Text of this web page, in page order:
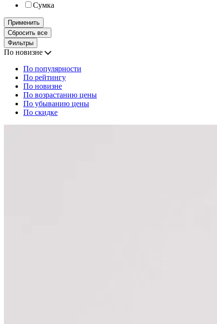
Сумка
Применить
Сбросить все
Фильтры
По новизне
По популярности
По рейтингу
По новизне
По возрастанию цены
По убыванию цены
По скидке